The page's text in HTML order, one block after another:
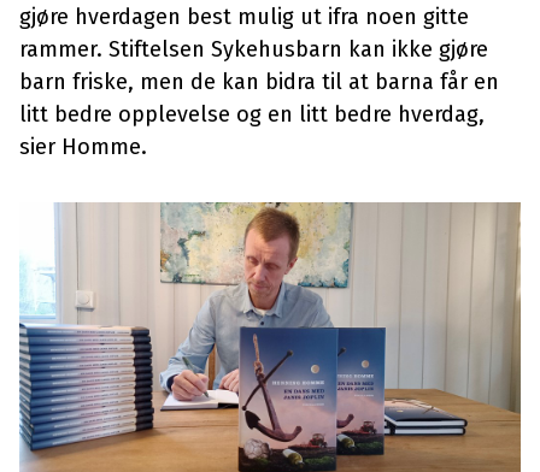
gjøre hverdagen best mulig ut ifra noen gitte
rammer. Stiftelsen Sykehusbarn kan ikke gjøre
barn friske, men de kan bidra til at barna får en
litt bedre opplevelse og en litt bedre hverdag,
sier Homme.